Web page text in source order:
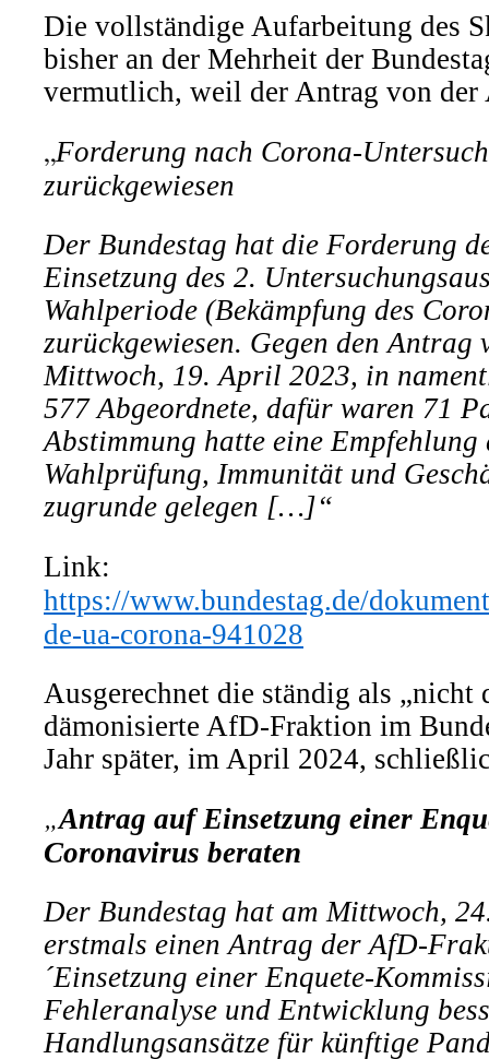
Die vollständige Aufarbeitung des
bisher an der Mehrheit der
vermutlich, weil der Antrag von
„Forderung nach Corona-
zurückgewiesen
Der Bundestag hat die Forderung
Einsetzung des 2.
Wahlperiode (Bekämpfung des
zurückgewiesen. Gegen den Antrag
Mittwoch, 19. April 2023, in
577 Abgeordnete, dafür waren 71
Abstimmung hatte eine Empfehlung
Wahlprüfung, Immunität und
zugrunde gelegen […]“
Link:
https://www.bundestag.de/
de-ua-corona-941028
Ausgerechnet die ständig als „nicht
dämonisierte AfD-Fraktion im
Jahr später, im April 2024,
„Antrag auf Einsetzung einer
Coronavirus beraten
Der Bundestag hat amMittwoch,
erstmals einen Antrag der AfD-
´Einsetzung einer Enquete-
Fehleranalyse und Entwicklung
Handlungsansätze für künftige